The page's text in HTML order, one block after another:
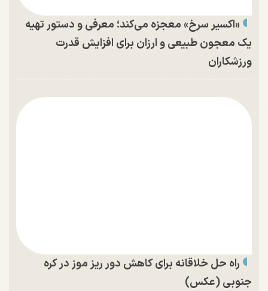
«اکسیر سرخ» معجزه می‌کند؛ معرفی و دستور تهیه
یک معجون طبیعی و ارزان برای افزایش قدرت
ورزشکاران
راه حل خلاقانه برای کاهش دور ریز موز در کره
جنوبی (عکس)